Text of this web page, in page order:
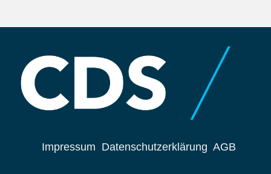
Impressum Datenschutzerklärung AGB